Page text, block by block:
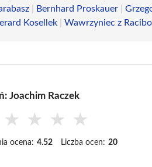
Bernhard Proskauer |
Kosellek |Wawrzyniec z
Joachim Raczek
★ ★ ★ ★
ocena: 4.52 Liczba ocen: 20